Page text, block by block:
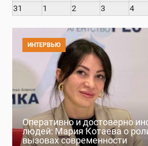
31
1 2 3 4
Оперативно и достоверно
людей: Мария Котаева о
вызовах современности
ИНТЕРВЬЮ